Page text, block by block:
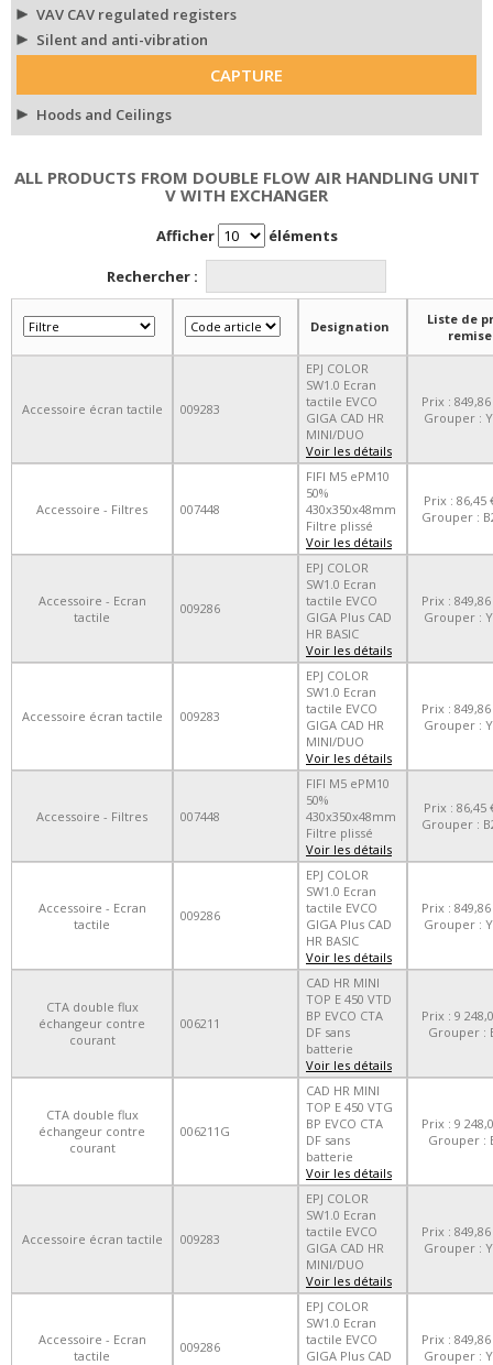
VAV CAV regulated registers
Silent and anti-vibration
CAPTURE
Hoods and Ceilings
ALL PRODUCTS FROM DOUBLE FLOW AIR HANDLING UNIT
V WITH EXCHANGER
Afficher éléments
Rechercher :
Designation
Liste de
remise
Accessoire écran tactile 009283
EPJ COLOR
SW1.0 Ecran
tactile EVCO
GIGA CAD HR
MINI/DUO
Voir les détails
Prix :
Grouper :
Accessoire - Filtres 007448
FIFI M5 ePM10
50%
430x350x48mm
Filtre plissé
Voir les détails
Prix : 86,45
Grouper :
Accessoire - Ecran
tactile
009286
EPJ COLOR
SW1.0 Ecran
tactile EVCO
GIGA Plus CAD
HR BASIC
Voir les détails
Prix :
Grouper :
Accessoire écran tactile 009283
EPJ COLOR
SW1.0 Ecran
tactile EVCO
GIGA CAD HR
MINI/DUO
Voir les détails
Prix :
Grouper :
Accessoire - Filtres 007448
FIFI M5 ePM10
50%
430x350x48mm
Filtre plissé
Voir les détails
Prix : 86,45
Grouper :
Accessoire - Ecran
tactile
009286
EPJ COLOR
SW1.0 Ecran
tactile EVCO
GIGA Plus CAD
HR BASIC
Voir les détails
Prix :
Grouper :
CTA double flux
échangeur contre
courant
006211
CAD HR MINI
TOP E 450 VTD
BP EVCO CTA
DF sans
batterie
Voir les détails
Prix : 9
Grouper :
CTA double flux
échangeur contre
courant
006211G
CAD HR MINI
TOP E 450 VTG
BP EVCO CTA
DF sans
batterie
Voir les détails
Prix : 9
Grouper :
Accessoire écran tactile 009283
EPJ COLOR
SW1.0 Ecran
tactile EVCO
GIGA CAD HR
MINI/DUO
Voir les détails
Prix :
Grouper :
Accessoire - Ecran
tactile
009286
EPJ COLOR
SW1.0 Ecran
tactile EVCO
GIGA Plus CAD
Prix :
Grouper :